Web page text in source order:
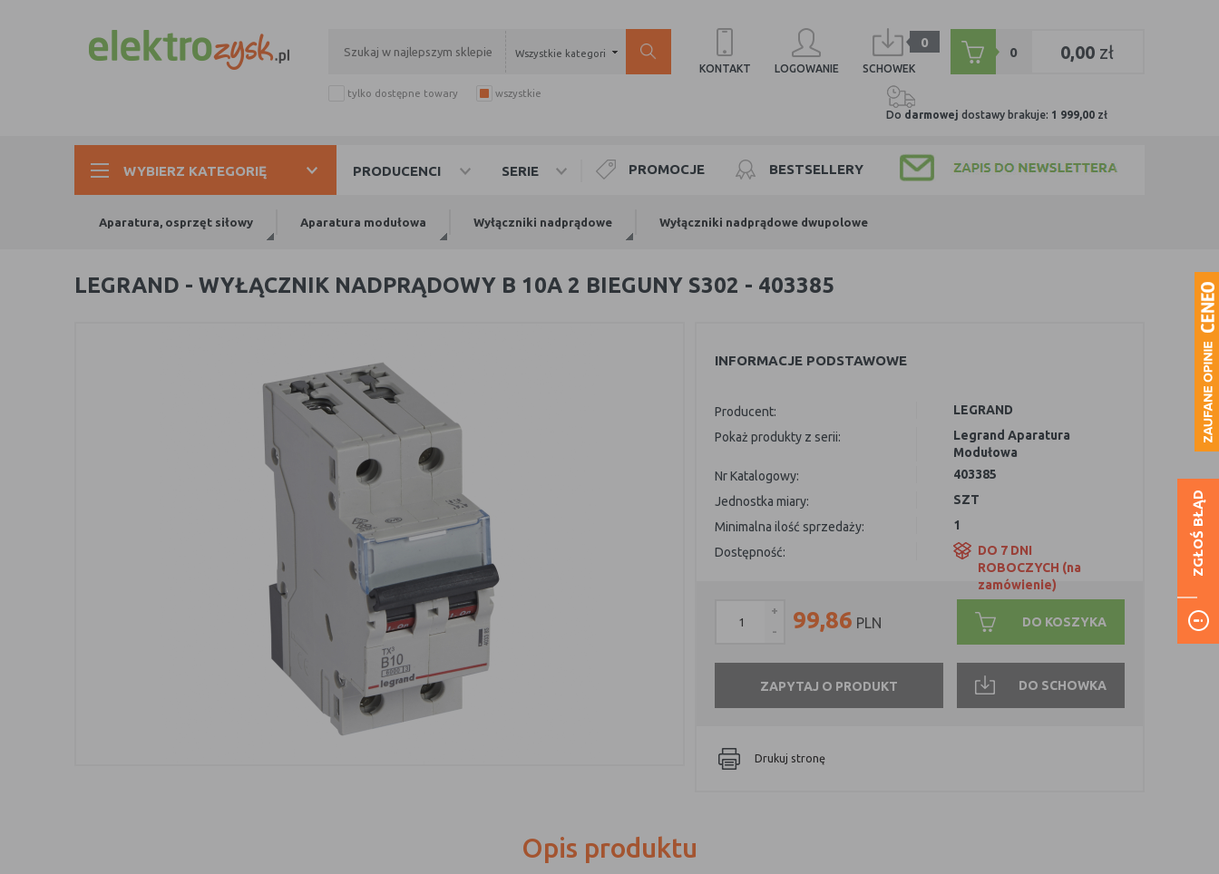
Wszystkie kategorie
tylko dostępne towary wszystkie
KONTAKT LOGOWANIE
0
SCHOWEK
0 0,00 zł
Do darmowej dostawy brakuje: 1 999,00 zł
WYBIERZ KATEGORIĘ PRODUCENCI SERIE PROMOCJE BESTSELLERY
Aparatura, osprzęt siłowy Aparatura modułowa Wyłączniki nadprądowe Wyłączniki nadprądowe dwupolowe
LEGRAND - WYŁĄCZNIK NADPRĄDOWY B 10A 2 BIEGUNY S302 - 403385
INFORMACJE PODSTAWOWE
Producent:
LEGRAND
Pokaż produkty z serii:
Legrand Aparatura
Modułowa
Nr Katalogowy:
403385
Jednostka miary:
SZT
Minimalna ilość sprzedaży:
1
Dostępność:
DO 7 DNI
ROBOCZYCH (na
zamówienie)
-
+ 99,86 PLN DO KOSZYKA
ZAPYTAJ O PRODUKT DO SCHOWKA
Drukuj stronę
Opis produktu
ZGŁOŚ BŁĄD